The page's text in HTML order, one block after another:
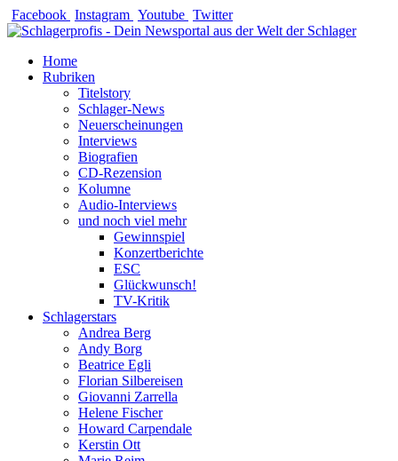
Zum
Inhalt
Facebook Instagram Youtube Twitter
Home
Rubriken
Titelstory
Schlager-News
Neuerscheinungen
Interviews
Biografien
CD-Rezension
Kolumne
Audio-Interviews
und noch viel mehr
Gewinnspiel
Konzertberichte
ESC
Glückwunsch!
TV-Kritik
Schlagerstars
Andrea Berg
Andy Borg
Beatrice Egli
Florian Silbereisen
Giovanni Zarrella
Helene Fischer
Howard Carpendale
Kerstin Ott